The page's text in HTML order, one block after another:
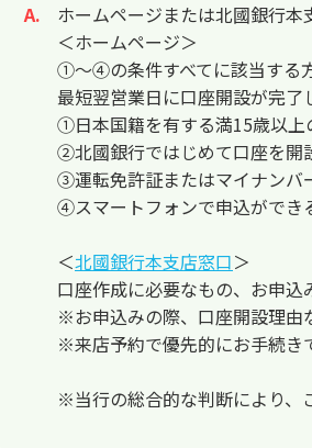
回答
ホームページまたは北國銀行
＜ホームページ＞
①～④の条件すべてに該当する
最短翌営業日に口座開設が完
①日本国籍を有する満15歳以上
②北國銀行ではじめて口座を開
③運転免許証またはマイナンバ
④スマートフォンで申込ができ
＜北國銀行本支店窓口＞
口座作成に必要なもの、お申込
※お申込みの際、口座開設理由
※来店予約で優先的にお手続き
※当行の総合的な判断により、